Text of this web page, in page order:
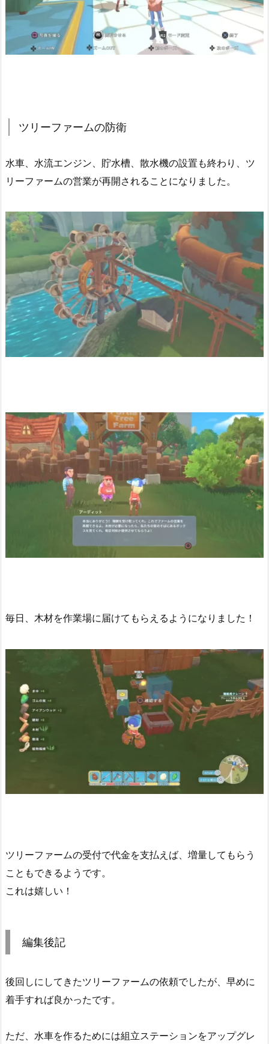
ツリーファームの防衛
水車、水流エンジン、貯水槽、散水機の設置も終わり、ツ
リーファームの営業が再開されることになりました。
毎日、木材を作業場に届けてもらえるようになりました！
ツリーファームの受付で代金を支払えば、増量してもらう
こともできるようです。
これは嬉しい！
編集後記
後回しにしてきたツリーファームの依頼でしたが、早めに
着手すれば良かったです。
ただ、水車を作るためには組立ステーションをアップグレ